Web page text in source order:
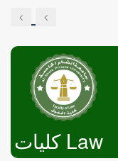
Engineering
كليات Law